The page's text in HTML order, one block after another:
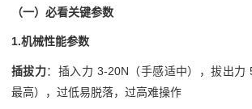
（一）必看关键参数
1.机械性能参数
插拔力：插入力 3-20N（手感适中），拔出力
最高），过低易脱落，过高难操作